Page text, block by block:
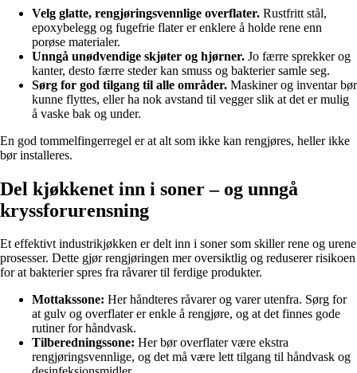
Velg glatte, rengjøringsvennlige overflater. Rustfritt stål,
epoxybelegg og fugefrie flater er enklere å holde rene enn
porøse materialer.
Unngå unødvendige skjøter og hjørner. Jo færre sprekker og
kanter, desto færre steder kan smuss og bakterier samle seg.
Sørg for god tilgang til alle områder. Maskiner og inventar bør
kunne flyttes, eller ha nok avstand til vegger slik at det er mulig
å vaske bak og under.
En god tommelfingerregel er at alt som ikke kan rengjøres, heller ikke
bør installeres.
Del kjøkkenet inn i soner – og unngå
kryssforurensning
Et effektivt industrikjøkken er delt inn i soner som skiller rene og urene
prosesser. Dette gjør rengjøringen mer oversiktlig og reduserer risikoen
for at bakterier spres fra råvarer til ferdige produkter.
Mottakssone: Her håndteres råvarer og varer utenfra. Sørg for
at gulv og overflater er enkle å rengjøre, og at det finnes gode
rutiner for håndvask.
Tilberedningssone: Her bør overflater være ekstra
rengjøringsvennlige, og det må være lett tilgang til håndvask og